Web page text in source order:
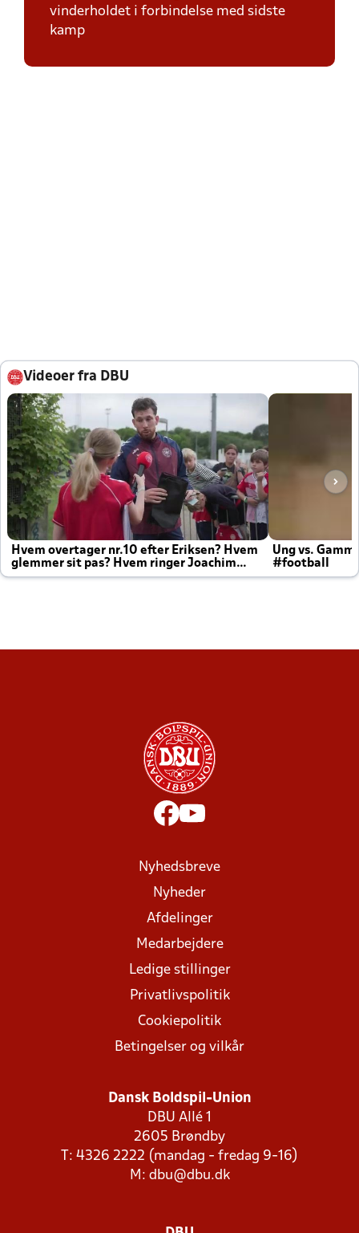
vinderholdet i forbindelse med sidste
kamp
Videoer fra DBU
Hvem overtager nr.10 efter Eriksen? Hvem
glemmer sit pas? Hvem ringer Joachim
altid til efter kampe?
Ung vs.
#football
Nyhedsbreve
Nyheder
Afdelinger
Medarbejdere
Ledige stillinger
Privatlivspolitik
Cookiepolitik
Betingelser og vilkår
Dansk Boldspil-Union
DBU Allé 1
2605 Brøndby
T: 4326 2222 (mandag - fredag 9-16)
M: dbu@dbu.dk